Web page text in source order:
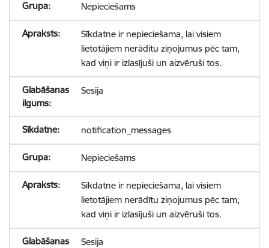
Nepieciešams
Sīkdatne ir nepieciešama, lai visiem
lietotājiem nerādītu ziņojumus pēc tam,
kad viņi ir izlasījuši un aizvēruši tos.
Sesija
notification_messages
Nepieciešams
Sīkdatne ir nepieciešama, lai visiem
lietotājiem nerādītu ziņojumus pēc tam,
kad viņi ir izlasījuši un aizvēruši tos.
Sesija